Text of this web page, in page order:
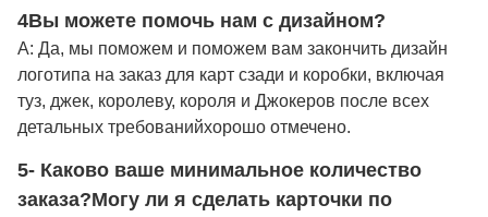
4Вы можете помочь нам с дизайном?
A: Да, мы поможем и поможем вам закончить дизайн
логотипа на заказ для карт сзади и коробки, включая
туз, джек, королеву, короля и Джокеров после всех
детальных требованийхорошо отмечено.
5- Каково ваше минимальное количество
заказа?Могу ли я сделать карточки по